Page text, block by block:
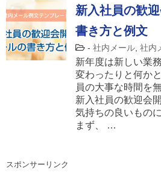
新入社員の歓
書き方と例文
- 社内メール 社内
新年度は新しい業
変わったりと何か
員の大事な時間を
新入社員の歓迎会
気持ちの良いもの
まず、 …
スポンサーリンク